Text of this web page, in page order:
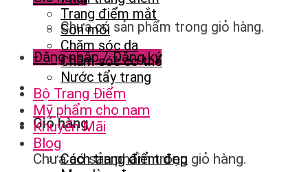
Chưa có sản phẩm trong giỏ hàng.
Đăng nhập / Đăng ký
Giỏ hàng
Chưa có sản phẩm trong giỏ hàng.
Trang điểm mắt
Son môi
Chăm sóc da
Chăm sóc cơ thể
Nước tẩy trang
Bộ Trang Điểm
Mỹ phẩm cho nam
Khuyến Mãi
Blog
Cách trang điểm đẹp